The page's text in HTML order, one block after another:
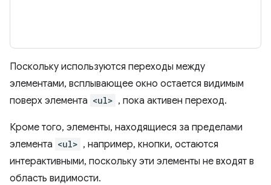
Поскольку используются переходы между
элементами, всплывающее окно остается видимым
поверх элемента <ul> , пока активен переход.
Кроме того, элементы, находящиеся за пределами
элемента <ul> , например, кнопки, остаются
интерактивными, поскольку эти элементы не входят в
область видимости.